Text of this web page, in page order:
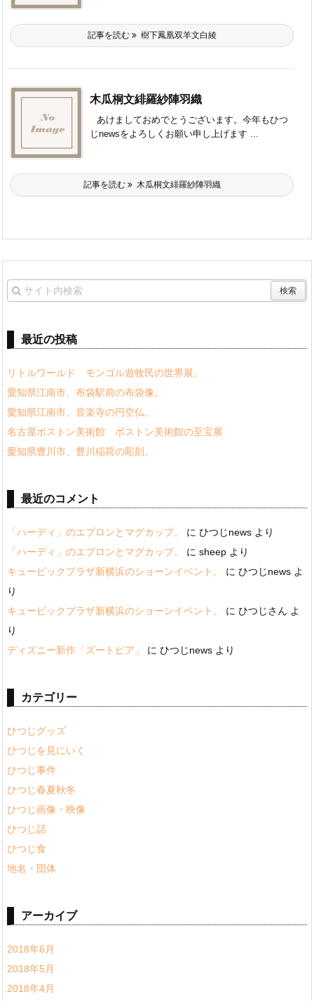
記事を読む 樹下鳳凰双羊文白綾
木瓜桐文緋羅紗陣羽織
あけましておめでとうございます。今年もひつ
じnewsをよろしくお願い申し上げます ...
記事を読む 木瓜桐文緋羅紗陣羽織
最近の投稿
リトルワールド モンゴル遊牧民の世界展。
愛知県江南市、布袋駅前の布袋像。
愛知県江南市、音楽寺の円空仏。
名古屋ボストン美術館 ボストン美術館の至宝展
愛知県豊川市、豊川稲荷の彫刻。
最近のコメント
「ハーディ」のエプロンとマグカップ。 に ひつじnews より
「ハーディ」のエプロンとマグカップ。
に sheep より
キュービックプラザ新横浜のショーンイベント。
に ひつじnews よ
り
キュービックプラザ新横浜のショーンイベント。
に ひつじさん よ
り
ディズニー新作「ズートピア」
に ひつじnews より
カテゴリー
ひつじグッズ
ひつじを見にいく
ひつじ事件
ひつじ春夏秋冬
ひつじ画像・映像
ひつじ話
ひつじ食
地名・団体
アーカイブ
2018年6月
2018年5月
2018年4月